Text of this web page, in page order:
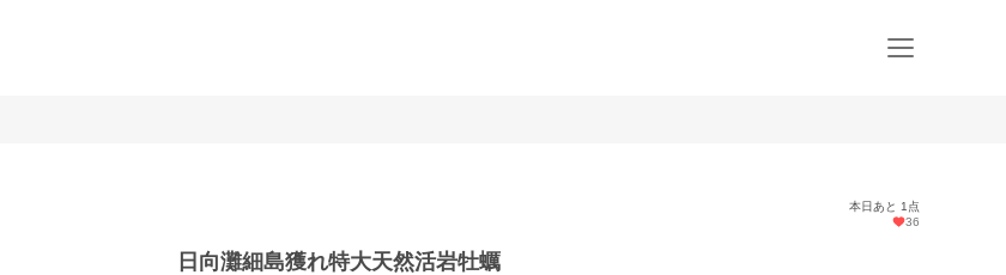
本日あと 1点
36
日向灘細島獲れ特大天然活岩牡蠣